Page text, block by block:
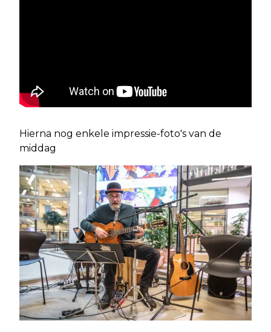
Hierna nog enkele impressie-foto's van de
middag